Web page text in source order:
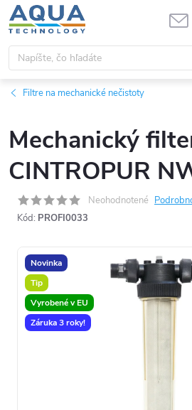
Prejsť
na
obsah
Filtre na mechanické nečistoty
Mechanický
CINTROPUR
Neohodnotené
Kód: PROFI0033
Novinka
Tip
Vyrobené v EU
Záruka 3 roky!